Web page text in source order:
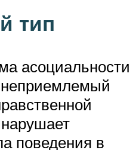
тип
асоциальности
поведения в